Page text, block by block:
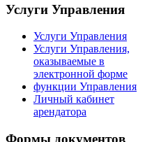
Услуги Управления
Услуги Управления
Услуги Управления,
оказываемые в
электронной форме
функции Управления
Личный кабинет
арендатора
Формы документов